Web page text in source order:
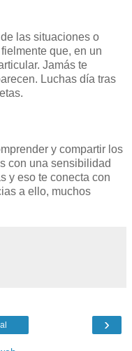
las situaciones o
que, en un
Jamás te
Luchas día tras
y compartir los
con una sensibilidad
y eso te conecta con
a ello, muchos
›